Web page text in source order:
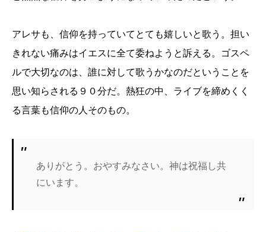
アレサも、信仰を持っていてとても嬉しいと歌う。担い
きれない痛みはイエスに全て委ねようと訴える。ゴスペ
ルで大切なのは、誰に対して歌うかなのだということを
思い知らされる９０分だ。熱狂の中、ライブを締めくく
る言葉も信仰の人そのもの。
ありがとう。おやすみなさい。神は祝福し共
にいます。